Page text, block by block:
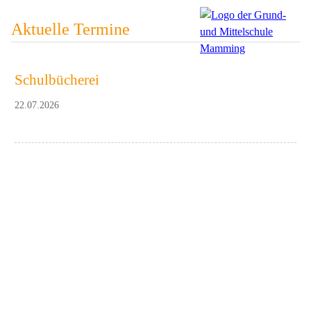
Aktuelle Termine
Schulbücherei
22.07.2026